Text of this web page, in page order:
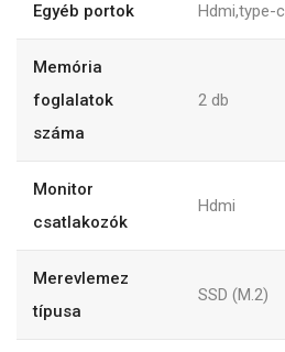
Egyéb portok Hdmi,type-c
Memória
foglalatok
száma
2 db
Monitor
csatlakozók
Hdmi
Merevlemez
típusa
SSD (M.2)